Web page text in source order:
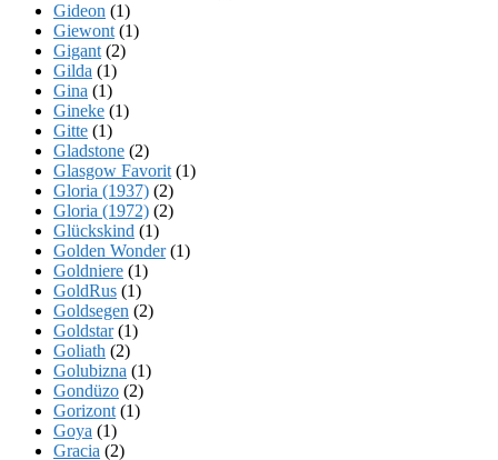
Gideon (1)
Giewont (1)
Gigant (2)
Gilda (1)
Gina (1)
Gineke (1)
Gitte (1)
Gladstone (2)
Glasgow Favorit (1)
Gloria (1937) (2)
Gloria (1972) (2)
Glückskind (1)
Golden Wonder(1)
Goldniere (1)
GoldRus (1)
Goldsegen (2)
Goldstar(1)
Goliath (2)
Golubizna (1)
Gondüzo (2)
Gorizont (1)
Goya (1)
Gracia (2)